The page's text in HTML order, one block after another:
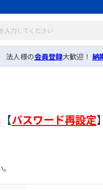
法人様の会員登録大歓迎！ 納
【パスワード再設定】